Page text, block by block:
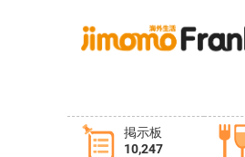
掲示板
10,247
タウン情報 教えて！